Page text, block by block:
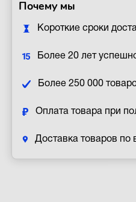
Почему мы
Короткие сроки
Более 20 лет
Более 250 000
Оплата товара при
Доставка товаров по